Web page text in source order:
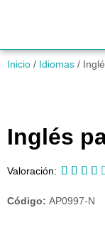
Inicio / Idiomas /
Inglés
Valoración:    
Código: AP0997-N